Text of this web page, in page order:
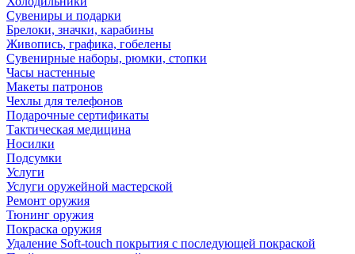
Сувениры и подарки
Брелоки, значки, карабины
Живопись, графика, гобелены
Сувенирные наборы, рюмки, стопки
Часы настенные
Макеты патронов
Чехлы для телефонов
Подарочные сертификаты
Тактическая медицина
Носилки
Подсумки
Услуги
Услуги оружейной мастерской
Ремонт оружия
Тюнинг оружия
Покраска оружия
Удаление Soft-touch покрытия с последующей покраской